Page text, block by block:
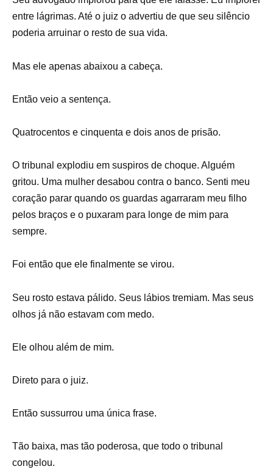
entre lágrimas. Até o juiz o advertiu de que seu silêncio
poderia arruinar o resto de sua vida.
Mas ele apenas abaixou a cabeça.
Então veio a sentença.
Quatrocentos e cinquenta e dois anos de prisão.
O tribunal explodiu em suspiros de choque. Alguém
gritou. Uma mulher desabou contra o banco. Senti meu
coração parar quando os guardas agarraram meu filho
pelos braços e o puxaram para longe de mim para
sempre.
Foi então que ele finalmente se virou.
Seu rosto estava pálido. Seus lábios tremiam. Mas seus
olhos já não estavam com medo.
Ele olhou além de mim.
Direto para o juiz.
Então sussurrou uma única frase.
Tão baixa, mas tão poderosa, que todo o tribunal
congelou.